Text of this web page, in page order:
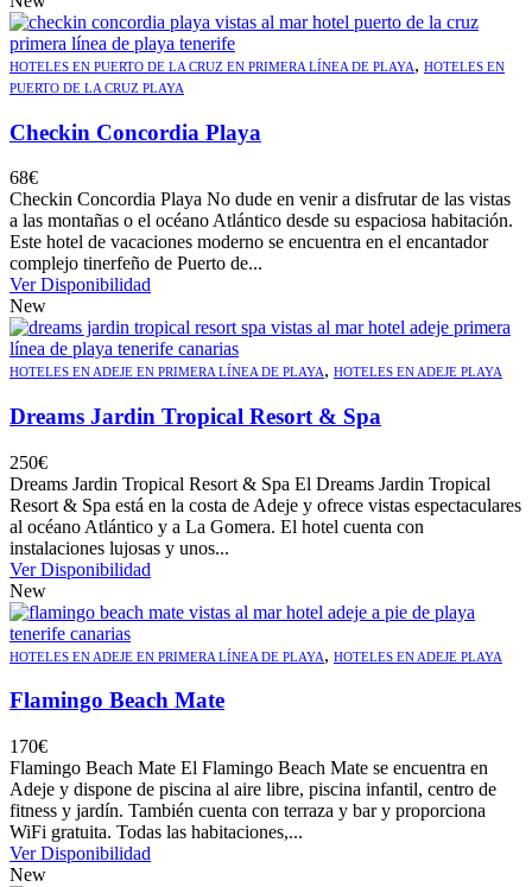
HOTELES EN PUERTO DE LA CRUZ EN PRIMERA LÍNEA DE PLAYA, HOTELES EN
PUERTO DE LA CRUZ PLAYA
Checkin Concordia Playa
68€
Checkin Concordia Playa No dude en venir a disfrutar de las vistas
a las montañas o el océano Atlántico desde su espaciosa habitación.
Este hotel de vacaciones moderno se encuentra en el encantador
complejo tinerfeño de Puerto de...
Ver Disponibilidad
New
HOTELES EN ADEJE EN PRIMERA LÍNEA DE PLAYA, HOTELES EN ADEJE PLAYA
Dreams Jardin Tropical Resort & Spa
250€
Dreams Jardin Tropical Resort & Spa El Dreams Jardin Tropical
Resort & Spa está en la costa de Adeje y ofrece vistas espectaculares
al océano Atlántico y a La Gomera. El hotel cuenta con
instalaciones lujosas y unos...
Ver Disponibilidad
New
HOTELES EN ADEJE EN PRIMERA LÍNEA DE PLAYA, HOTELES EN ADEJE PLAYA
Flamingo Beach Mate
170€
Flamingo Beach Mate El Flamingo Beach Mate se encuentra en
Adeje y dispone de piscina al aire libre, piscina infantil, centro de
fitness y jardín. También cuenta con terraza y bar y proporciona
WiFi gratuita. Todas las habitaciones,...
Ver Disponibilidad
New